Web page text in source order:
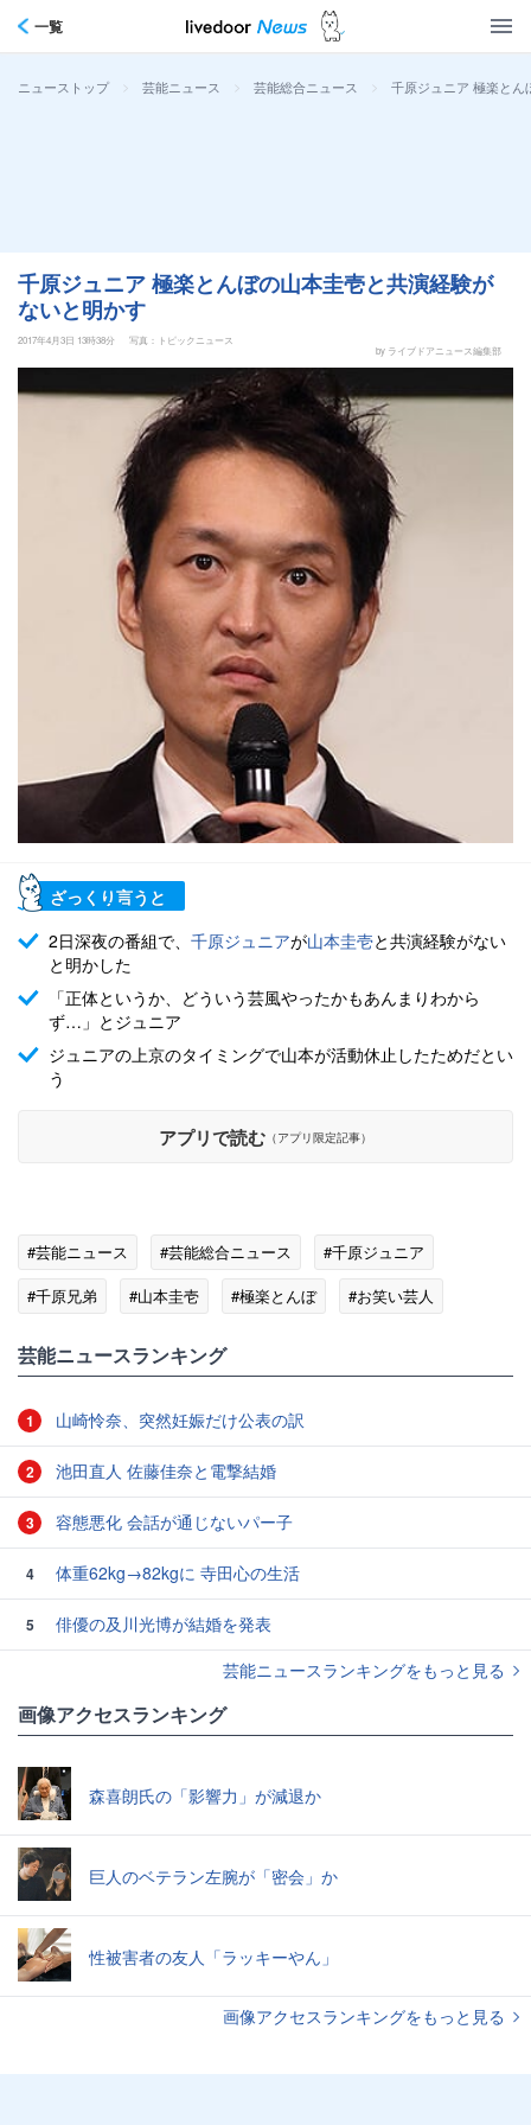
一覧
ニューストップ > 芸能ニュース > 芸能総合ニュース > 千原ジュニア 極楽とん
千原ジュニア 極楽とんぼの山本圭壱と共演経験が
ないと明かす
2017年4月3日 13時38分
写真：トピックニュース
by ライブドアニュース編集部
ざっくり言うと
2日深夜の番組で、 千原ジュニアが山本圭壱と共演経験がない
と明かした
「正体というか、どういう芸風やったかもあんまりわから
ず…」とジュニア
ジュニアの上京のタイミングで山本が活動休止したためだとい
う
アプリで読む （アプリ限定記事）
#芸能ニュース #芸能総合ニュース
#千原ジュニア
#千原兄弟
#山本圭壱 #極楽とんぼ
#お笑い芸人
芸能ニュースランキング
1 山崎怜奈、突然妊娠だけ公表の訳
2 池田直人 佐藤佳奈と電撃結婚
3 容態悪化 会話が通じないパー子
4 体重62kg→82kgに 寺田心の生活
5
俳優の及川光博が結婚を発表
芸能ニュースランキングをもっと見る
画像アクセスランキング
森喜朗氏の「影響力」が減退か
巨人のベテラン左腕が「密会」か
性被害者の友人「ラッキーやん」
画像アクセスランキングをもっと見る